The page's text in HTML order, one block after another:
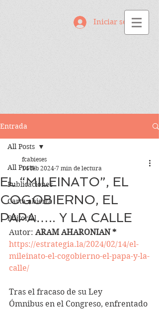
Iniciar sesión
Entrada
All Posts
Publicaciones
Carta abierta
Editorial
All Posts
EL “MILEINATO”, EL
COGOBIERNO, EL
PAPA….. Y LA CALLE
fcabieses
14 feb 2024 7 min de lectura
Autor: ARAM AHARONIAN *
https://estrategia.la/2024/02/14/el-
mileinato-el-cogobierno-el-papa-y-la-
calle/
Tras el fracaso de su Ley
Ómnibus en el Congreso, enfrentado